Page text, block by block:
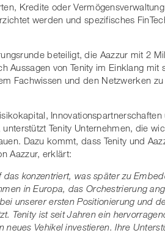
Kredite oder
werden und spezifisches
beteiligt, die Aazzur mit 2
Aussagen von Tenity im Einklang
Fachwissen und den Netzwerken
Tenity Unternehmen, die
Dazu kommt, dass Tenity und
Aazzur, erklärt:
das konzentriert, was später zu
in Europa, das Orchestrierung
unserer ersten Positionierung und
Tenity ist seit Jahren ein
neues Vehikel investieren. Ihre